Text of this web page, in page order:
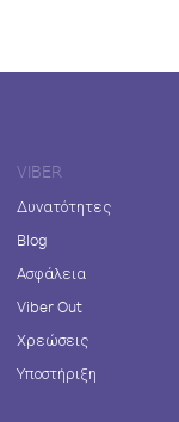
VIBER
Δυνατότητες
Blog
Ασφάλεια
Viber Out
Χρεώσεις
Υποστήριξη